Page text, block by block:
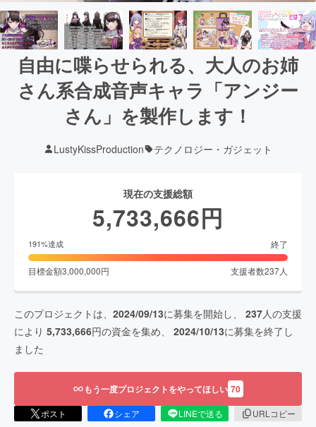
自由に喋らせられる、大人のお姉
さん系合成音声キャラ「アンジー
さん」を製作します！
LustyKissProduction テクノロジー・ガジェット
現在の支援総額
5,733,666円
191%達成 終了
目標金額3,000,000円 支援者数237人
このプロジェクトは、 2024/09/13に募集を開始し、 237人の支援
により 5,733,666円の資金を集め、 2024/10/13に募集を終了し
ました
もう一度プロジェクトをやってほしい 70
ポスト シェア LINEで送る
URLコピー